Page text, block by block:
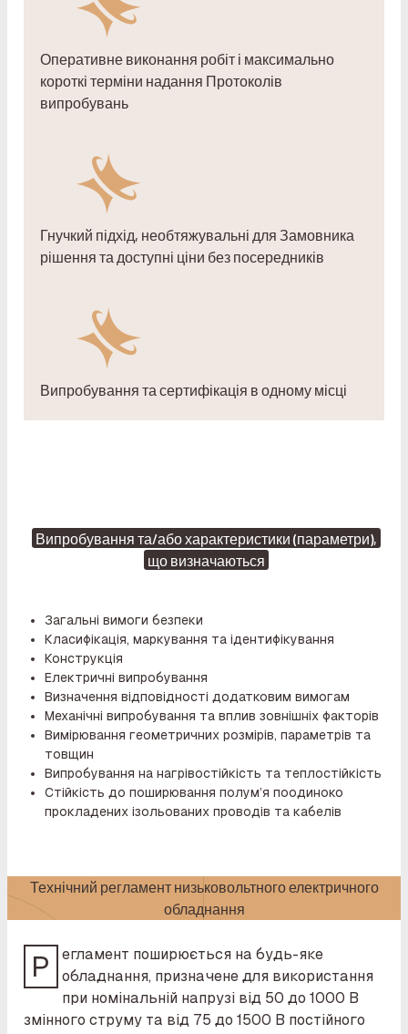
Оперативне виконання робіт і максимально
короткі терміни надання Протоколів
випробувань
Гнучкий підхід, необтяжувальні для Замовника
рішення та доступні ціни без посередників
Випробування та сертифікація в одному місці
Випробування та/або характеристики (параметри),
що визначаються
Загальні вимоги безпеки
Класифікація, маркування та ідентифікування
Конструкція
Електричні випробування
Визначення відповідності додатковим вимогам
Механічні випробування та вплив зовнішніх факторів
Вимірювання геометричних розмірів, параметрів та
товщин
Випробування на нагрівостійкість та теплостійкість
Стійкість до поширювання полум’я поодиноко
прокладених ізольованих проводів та кабелів
Технічний регламент низьковольтного електричного
обладнання
Р
егламент поширюється на будь-яке
обладнання, призначене для використання
при номінальній напрузі від 50 до 1000 В
змінного струму та від 75 до 1500 В постійного